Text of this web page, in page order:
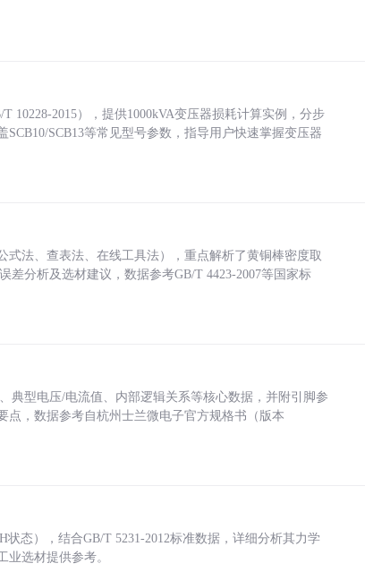
10228-2015），提供1000kVA变压器损耗计算实例，分步
SCB13等常见型号参数，指导用户快速掌握变压器
法、查表法、在线工具法），重点解析了黄铜棒密度取
差分析及选材建议，数据参考GB/T 4423-2007等国家标
典型电压/电流值、内部逻辑关系等核心数据，并附引脚参
，数据参考自杭州士兰微电子官方规格书（版本
态），结合GB/T 5231-2012标准数据，详细分析其力学
选材提供参考。